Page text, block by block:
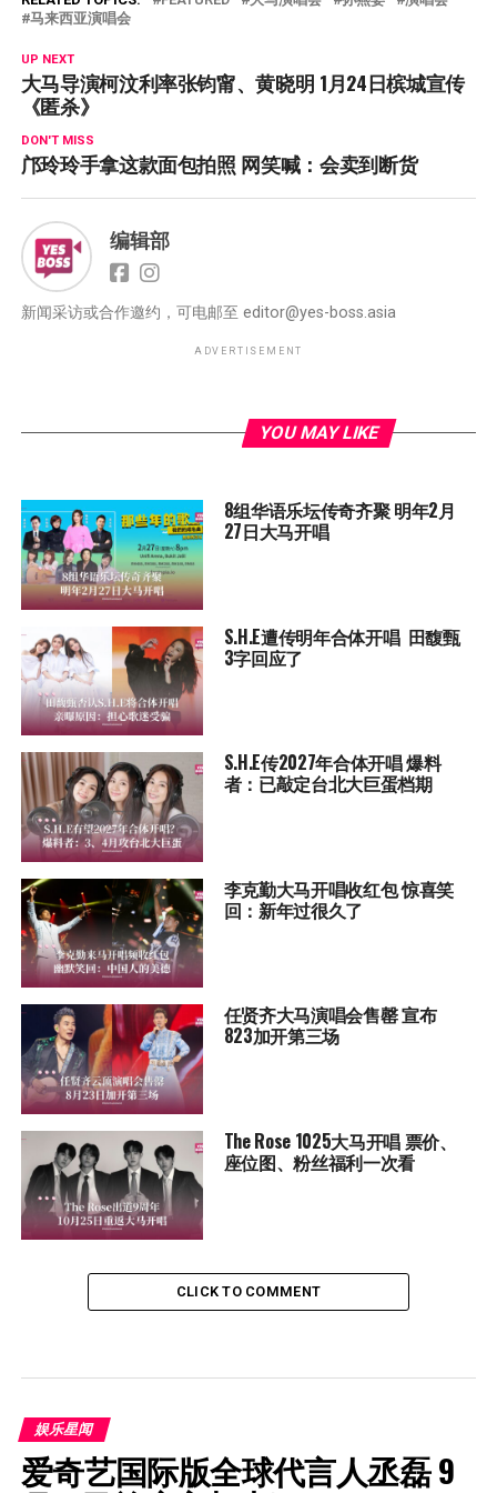
马来西亚演唱会
UP NEXT
大马导演柯汶利率张钧甯、黄晓明 1月24日槟城宣传
《匿杀》
DON'T MISS
邝玲玲手拿这款面包拍照 网笑喊：会卖到断货
编辑部
新闻采访或合作邀约，可电邮至 editor@yes-boss.asia
ADVERTISEMENT
YOU MAY LIKE
8组华语乐坛传奇⻬聚 明年2月
27日大马开唱
S.H.E遭传明年合体开唱 田馥甄
3字回应了
S.H.E传2027年合体开唱 爆料
者：已敲定台北大巨蛋档期
李克勤大马开唱收红包 惊喜笑
回：新年过很久了
任贤齐大马演唱会售罄 宣布
823加开第三场
The Rose 1025大马开唱 票价、
座位图、粉丝福利一次看
CLICK TO COMMENT
娱乐星闻
爱奇艺国际版全球代言人丞磊 9